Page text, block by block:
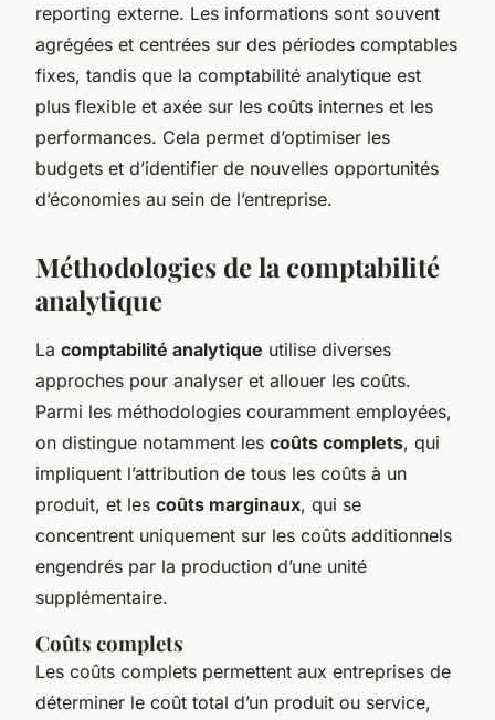
reporting externe. Les informations sont souvent
agrégées et centrées sur des périodes comptables
fixes, tandis que la comptabilité analytique est
plus flexible et axée sur les coûts internes et les
performances. Cela permet d’optimiser les
budgets et d’identifier de nouvelles opportunités
d’économies au sein de l’entreprise.
Méthodologies de la comptabilité
analytique
La comptabilité analytique utilise diverses
approches pour analyser et allouer les coûts.
Parmi les méthodologies couramment employées,
on distingue notamment les coûts complets, qui
impliquent l’attribution de tous les coûts à un
produit, et les coûts marginaux, qui se
concentrent uniquement sur les coûts additionnels
engendrés par la production d’une unité
supplémentaire.
Coûts complets
Les coûts complets permettent aux entreprises de
déterminer le coût total d’un produit ou service,